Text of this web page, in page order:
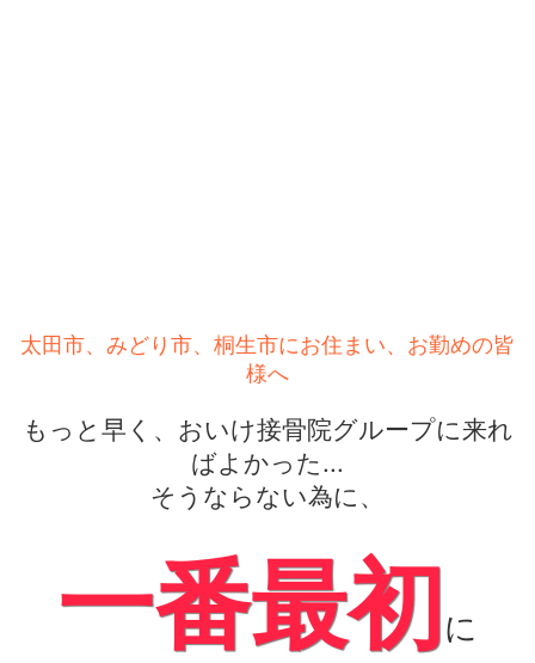
太田市、みどり市、桐生市にお住まい、お勤めの皆
様へ
もっと早く、おいけ接骨院グループに来れ
ばよかった...
そうならない為に、
一番最初に